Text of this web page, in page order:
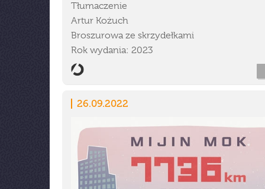
Tłumaczenie
Artur Kożuch
Broszurowa ze skrzydełkami
Rok wydania: 2023
26.09.2022